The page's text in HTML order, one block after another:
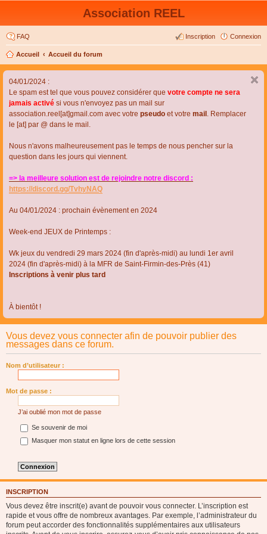
Association REEL
FAQ Connexion
Inscription
Accueil Accueil du forum
04/01/2024 :
Le spam est tel que vous pouvez considérer que votre compte ne sera
jamais activé si vous n'envoyez pas un mail sur
association.reel[at]gmail.com avec votre pseudo et votre mail . Remplacer
le [at] par @ dans le mail.
Nous n'avons malheureusement pas le temps de nous pencher sur la
question dans les jours qui viennent.
=> la meilleure solution est de rejoindre notre discord :
https://discord.gg/TvhyNAQ
Au 04/01/2024 : prochain évènement en 2024
Week-end JEUX de Printemps :
Wk jeux du vendredi 29 mars 2024 (fin d'après-midi) au lundi 1er avril
2024 (fin d'après-midi) à la MFR de Saint-Firmin-des-Près (41)
Inscriptions à venir plus tard
À bientôt !
Vous devez vous connecter afin de pouvoir publier des
messages dans ce forum.
Nom d’utilisateur :
Mot de passe :
J’ai oublié mon mot de passe
Se souvenir de moi
Masquer mon statut en ligne lors de cette session
INSCRIPTION
Vous devez être inscrit(e) avant de pouvoir vous connecter. L’inscription est
rapide et vous offre de nombreux avantages. Par exemple, l’administrateur du
forum peut accorder des fonctionnalités supplémentaires aux utilisateurs